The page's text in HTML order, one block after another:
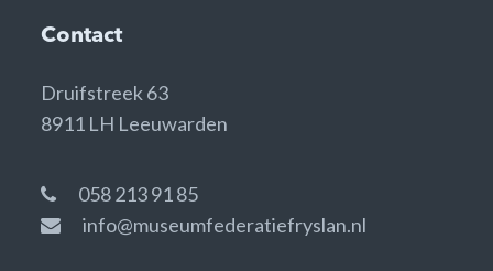
Contact
Druifstreek 63
8911 LH Leeuwarden
058 213 91 85
info@museumfederatiefryslan.nl